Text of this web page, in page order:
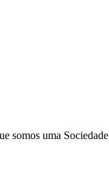
somos uma